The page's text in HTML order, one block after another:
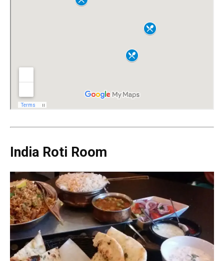
India Roti Room